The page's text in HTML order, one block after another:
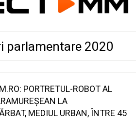
parlamentare 2020
PORTRETUL-ROBOT AL
LA
MEDIUL URBAN, ÎNTRE 45